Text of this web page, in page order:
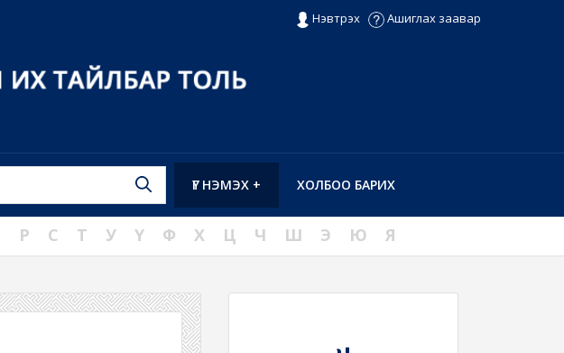
Нэвтрэх Ашиглах заавар
ХОЛБОО БАРИХ
ҮГ НЭМЭХ +
Р С Т У Ү Ф Х Ц Ч Ш Э Ю Я